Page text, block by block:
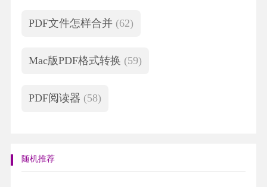
PDF文件怎样合并 (62)
Mac版PDF格式转换 (59)
PDF阅读器 (58)
随机推荐